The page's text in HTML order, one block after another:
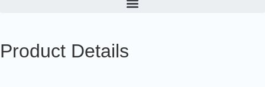
Product Details